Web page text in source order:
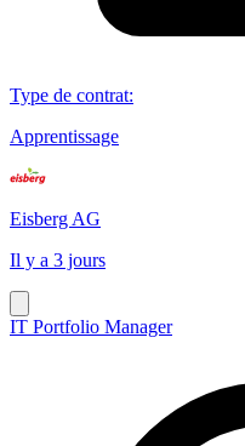
Type de contrat:
Apprentissage
Eisberg AG
Il y a 3 jours
IT Portfolio Manager